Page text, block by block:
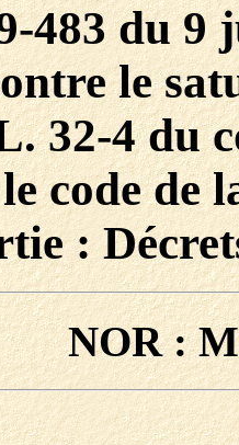
483 du 9
le
32-4 du
code de
:
NOR :